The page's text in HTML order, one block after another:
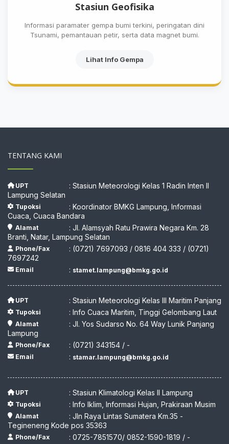
Stasiun Geofisika
Informasi paramater gempa bumi terkini, peringatan dini
Tsunami, pemantauan petir, serta data magnet bumi.
Lihat Info Gempa
TENTANG KAMI
UPT
: Stasiun Meteorologi Kelas 1 Radin Inten II
Lampung Selatan
Tupoksi
: Koordinator BMKG Lampung, Informasi
Cuaca, Cuaca Bandara
Alamat
: Jl. Alamsyah Ratu Prawira Negara Km. 28
Branti, Natar, Lampung Selatan
Phone/Fax
: (0721) 7697093 / 0816 404 333 / (0721)
7697242
Email : stamet.lampung@bmkg.go.id
UPT : Stasiun Meteorologi Kelas III Maritim Panjang
Tupoksi : Info Cuaca Maritim, Tinggi Gelombang Laut
Alamat
: Jl. Yos Sudarso No. 64 Way Lunik Panjang
Lampung
Phone/Fax : (0721) 343154 / -
Email : stamar.lampung@bmkg.go.id
UPT : Stasiun Klimatologi Kelas II Lampung
Tupoksi : Info Iklim, Informasi Hujan, Prakiraan Musim
Alamat
: Jln Raya Lintas Sumatera Km.35 -
Tegineneng Kode pos 35363
Phone/Fax : 0725-7851570/ 0852-1590-1819 / -